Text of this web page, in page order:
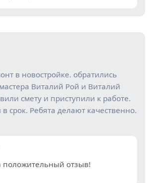
в новостройке. обратились
Виталий Рой и Виталий
смету и приступили к работе.
в срок. Ребята делают качественно.
положительный отзыв!